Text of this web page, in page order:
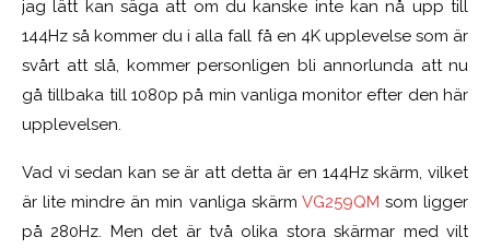
jag lätt kan säga att om du kanske inte kan nå upp till
144Hz så kommer du i alla fall få en 4K upplevelse som är
svårt att slå, kommer personligen bli annorlunda att nu
gå tillbaka till 1080p på min vanliga monitor efter den här
upplevelsen.
Vad vi sedan kan se är att detta är en 144Hz skärm, vilket
är lite mindre än min vanliga skärm VG259QM som ligger
på 280Hz. Men det är två olika stora skärmar med vilt